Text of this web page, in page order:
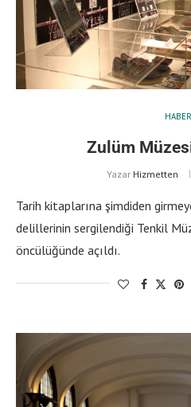
HABER
Zulüm
Yazar Hizmetten
Tarih kitaplarına şimdiden
delillerinin sergilendiği Tenkil
öncülüğünde açıldı.